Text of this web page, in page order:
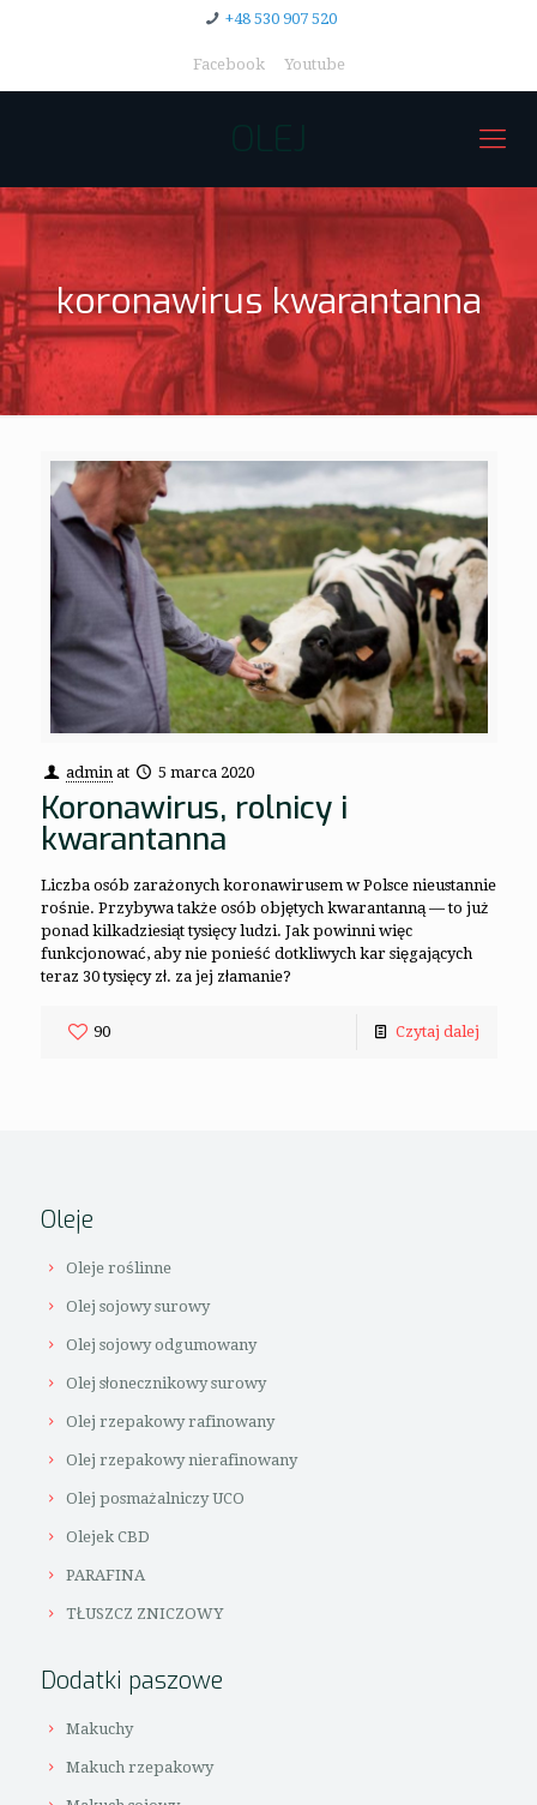
+48 530 907 520
Facebook Youtube
OLEJ
koronawirus kwarantanna
admin at 5 marca 2020
Koronawirus, rolnicy i
kwarantanna
Liczba osób zarażonych koronawirusem w Polsce nieustannie
rośnie. Przybywa także osób objętych kwarantanną — to już
ponad kilkadziesiąt tysięcy ludzi. Jak powinni więc
funkcjonować, aby nie ponieść dotkliwych kar sięgających
teraz 30 tysięcy zł. za jej złamanie?
90 Czytaj dalej
Oleje
Oleje roślinne
Olej sojowy surowy
Olej sojowy odgumowany
Olej słonecznikowy surowy
Olej rzepakowy rafinowany
Olej rzepakowy nierafinowany
Olej posmażalniczy UCO
Olejek CBD
PARAFINA
TŁUSZCZ ZNICZOWY
Dodatki paszowe
Makuchy
Makuch rzepakowy